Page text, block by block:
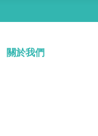
關於我們